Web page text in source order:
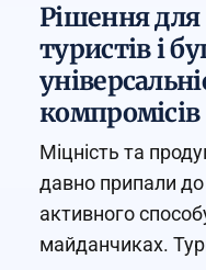
Рішення для
туристів і
компромісів
Міцність та
давно припали
активного
майданчиках.